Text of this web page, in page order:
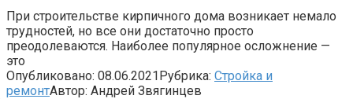
При строительстве кирпичного дома возникает немало
трудностей, но все они достаточно просто
преодолеваются. Наиболее популярное осложнение —
это
Опубликовано: 08.06.2021Рубрика: Стройка и
ремонтАвтор: Андрей Звягинцев